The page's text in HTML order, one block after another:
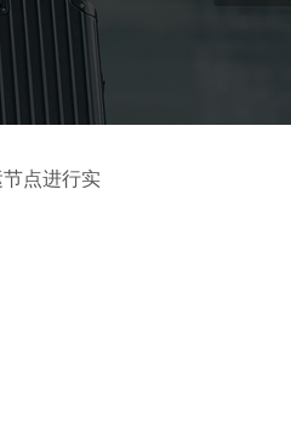
点进行实